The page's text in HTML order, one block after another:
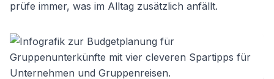
prüfe immer, was im Alltag zusätzlich anfällt.